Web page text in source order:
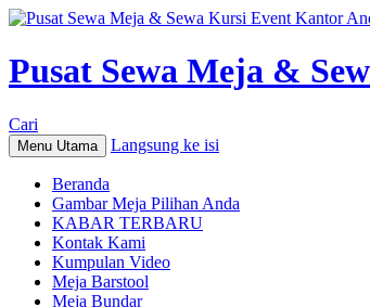
Pusat Sewa Meja &
Cari
Menu Utama Langsung ke isi
Beranda
Gambar Meja Pilihan Anda
KABAR TERBARU
Kontak Kami
Kumpulan Video
Meja Barstool
Meja Bundar